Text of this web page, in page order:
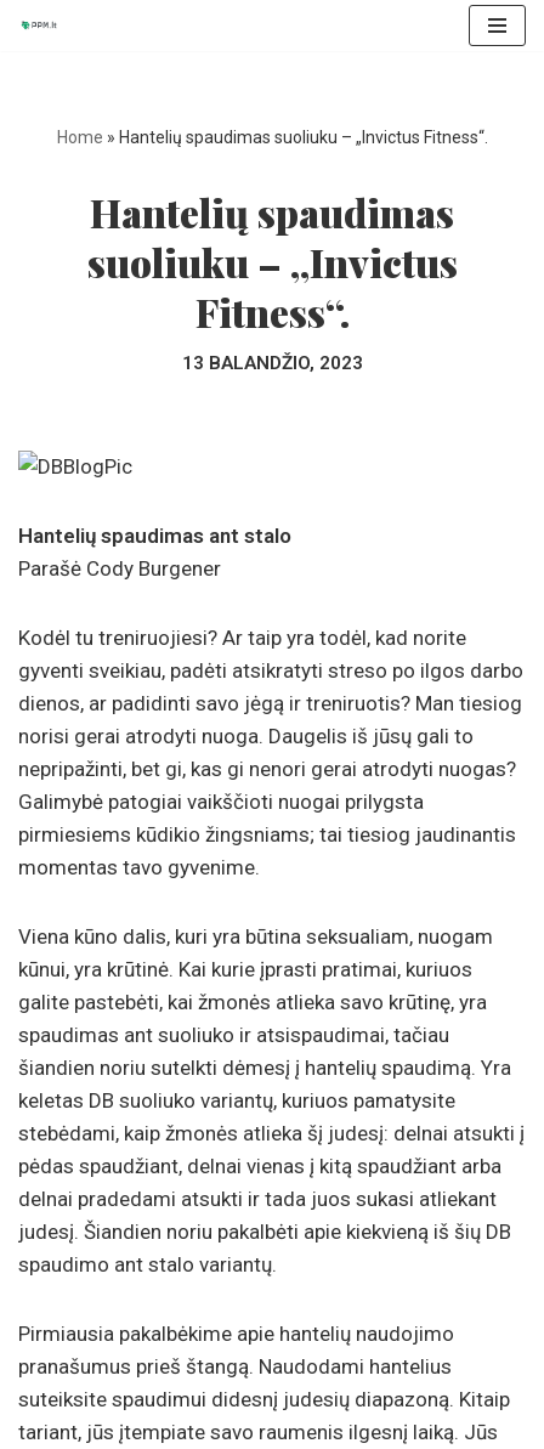
content
Home » Hantelių spaudimas suoliuku – „Invictus Fitness“.
Hantelių spaudimas
suoliuku – „Invictus
Fitness“.
13 BALANDŽIO, 2023
Hantelių spaudimas ant stalo
Parašė Cody Burgener
Kodėl tu treniruojiesi? Ar taip yra todėl, kad norite
gyventi sveikiau, padėti atsikratyti streso po ilgos darbo
dienos, ar padidinti savo jėgą ir treniruotis? Man tiesiog
norisi gerai atrodyti nuoga. Daugelis iš jūsų gali to
nepripažinti, bet gi, kas gi nenori gerai atrodyti nuogas?
Galimybė patogiai vaikščioti nuogai prilygsta
pirmiesiems kūdikio žingsniams; tai tiesiog jaudinantis
momentas tavo gyvenime.
Viena kūno dalis, kuri yra būtina seksualiam, nuogam
kūnui, yra krūtinė. Kai kurie įprasti pratimai, kuriuos
galite pastebėti, kai žmonės atlieka savo krūtinę, yra
spaudimas ant suoliuko ir atsispaudimai, tačiau
šiandien noriu sutelkti dėmesį į hantelių spaudimą. Yra
keletas DB suoliuko variantų, kuriuos pamatysite
stebėdami, kaip žmonės atlieka šį judesį: delnai atsukti į
pėdas spaudžiant, delnai vienas į kitą spaudžiant arba
delnai pradedami atsukti ir tada juos sukasi atliekant
judesį. Šiandien noriu pakalbėti apie kiekvieną iš šių DB
spaudimo ant stalo variantų.
Pirmiausia pakalbėkime apie hantelių naudojimo
pranašumus prieš štangą. Naudodami hantelius
suteiksite spaudimui didesnį judesių diapazoną. Kitaip
tariant, jūs įtempiate savo raumenis ilgesnį laiką. Jūs